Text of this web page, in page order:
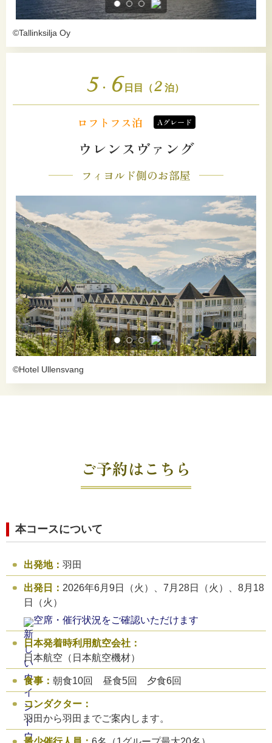
©Tallinksilja Oy
5 ・ 6 日目（2 泊）
ロフトフス泊 Aグレード
ウレンスヴァング
フィヨルド側のお部屋
©Hotel Ullensvang
ご予約はこちら
本コースについて
出発地： 羽田
出発日： 2026年6月9日（火）、7月28日（火）、 8月18
日（火）
空席・催行状況をご確認いただけます
日本発着時利用航空会社：
日本航空（日本航空機材）
食事： 朝食10回 昼食5回 夕食6回
コンダクター：
羽田から羽田までご案内します。